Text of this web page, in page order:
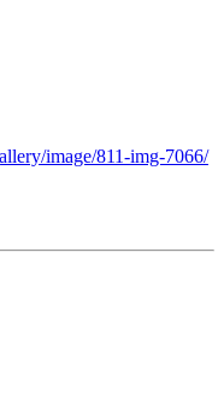
image/811-img-7066/